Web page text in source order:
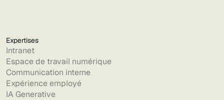
Expertises
Intranet
Espace de travail numérique
Communication interne
Expérience employé
IA Generative